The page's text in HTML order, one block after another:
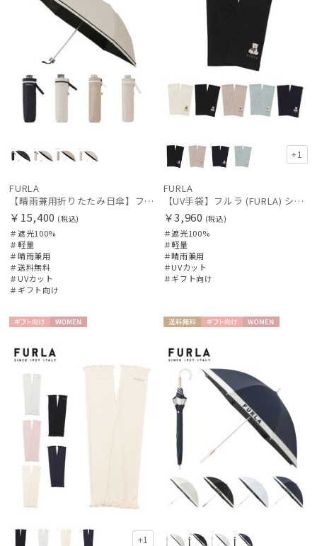
FURLA
【晴雨兼用折りたたみ日傘】フルラ (FURLA) ジャガードグログラン 遮光100 遮熱 UV100 軽量
￥15,400 (税込)
＃遮光100%
＃軽量
＃晴雨兼用
＃送料無料
＃UVカット
＃ギフト向け
+1
FURLA
【UV手袋】フルラ (FURLA) ショート ＵＶ手袋 ハートベア 指無し
￥3,960 (税込)
＃遮光100%
＃軽量
＃晴雨兼用
＃UVカット
＃ギフト向け
向け
N
+1
料
向け